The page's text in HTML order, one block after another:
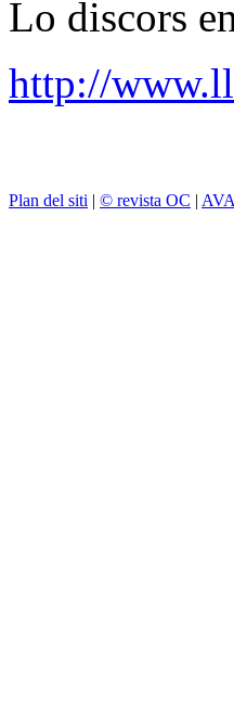
Lo discors
http://
Plan del siti | © revista OC |